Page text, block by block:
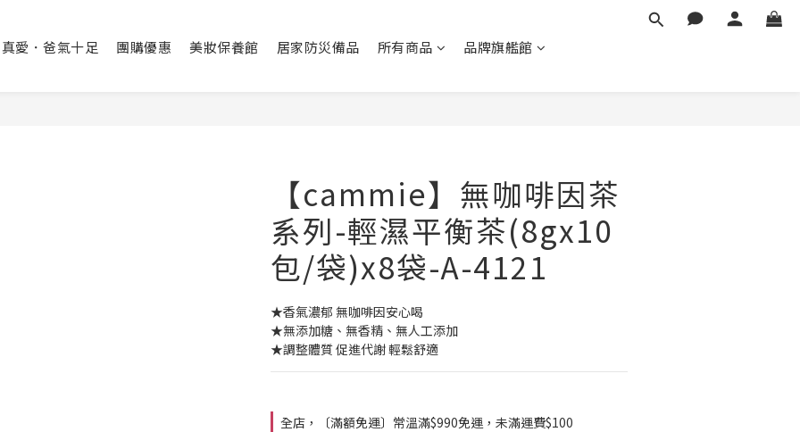
愛．爸氣十足 團購優惠 美妝保養館 居家防災備品 所有商品 品牌旗艦館
【cammie】無咖啡因茶
系列-輕濕平衡茶(8gx10
包/袋)x8袋-A-4121
★香氣濃郁 無咖啡因安心喝
★無添加糖、無香精、無人工添加
★調整體質 促進代謝 輕鬆舒適
全店，〔滿額免運〕常溫滿$990免運，未滿運費$100